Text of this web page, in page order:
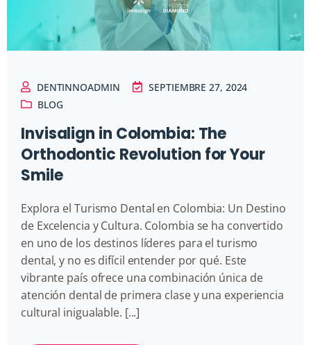
DENTINNOADMIN
SEPTIEMBRE 27, 2024
BLOG
Invisalign in Colombia: The
Orthodontic Revolution for Your
Smile
Explora el Turismo Dental en Colombia: Un Destino
de Excelencia y Cultura. Colombia se ha convertido
en uno de los destinos líderes para el turismo
dental, y no es difícil entender por qué. Este
vibrante país ofrece una combinación única de
atención dental de primera clase y una experiencia
cultural inigualable. [...]